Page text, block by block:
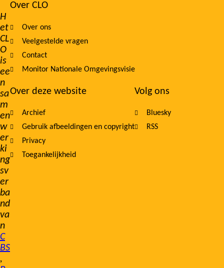
H
et
CL
O
is
ee
n
sa
m
en
w
er
ki
ng
sv
er
ba
nd
va
n
C
BS
,
Footer
navigation
Over CLO
Over ons
Veelgestelde vragen
Contact
Monitor Nationale Omgevingsvisie
Over deze website
Archief
Gebruik afbeeldingen en copyright
Privacy
Toegankelijkheid
Volg ons
Bluesky
RSS